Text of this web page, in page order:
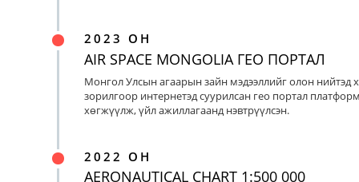
2023 ОН
AIR SPACE MONGOLIA ГЕО ПОРТАЛ
Монгол Улсын агаарын зайн мэдээллийг олон нийтэд
зорилгоор интернетэд суурилсан гео портал
хөгжүүлж, үйл ажиллагаанд нэвтрүүлсэн.
2022 ОН
AERONAUTICAL CHART 1:500 000